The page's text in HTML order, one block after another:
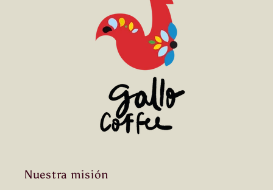
Nuestra misión